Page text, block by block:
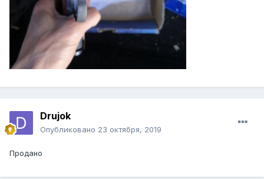
Drujok
Опубликовано 23 октября, 2019
Продано